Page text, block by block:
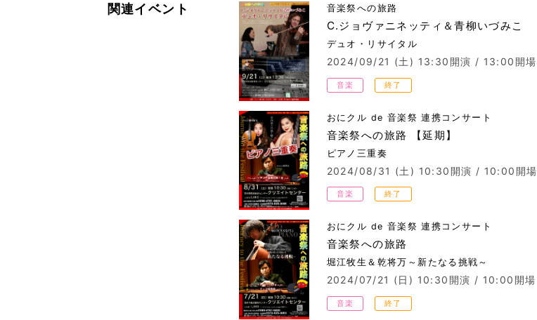
関連イベント 音楽祭への旅路
C.ジョヴァニネッティ＆青柳いづみこ
デュオ・リサイタル
2024/09/21 (土) 13:30開演 / 13:00開場
音楽 終了
おにクル de 音楽祭 連携コンサート
音楽祭への旅路 【延期】
ピアノ三重奏
2024/08/31 (土) 10:30開演 / 10:00開場
音楽 終了
おにクル de 音楽祭 連携コンサート
音楽祭への旅路
堀江牧生＆乾将万～新たなる挑戦～
2024/07/21 (日) 10:30開演 / 10:00開場
音楽 終了